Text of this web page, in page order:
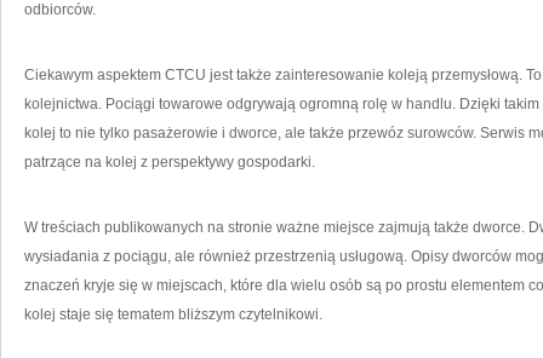
odbiorców.
Ciekawym aspektem CTCU jest także zainteresowanie koleją przemysłową.
kolejnictwa. Pociągi towarowe odgrywają ogromną rolę w handlu. Dzięki
kolej to nie tylko pasażerowie i dworce, ale także przewóz surowców. Serwis
patrzące na kolej z perspektywy gospodarki.
W treściach publikowanych na stronie ważne miejsce zajmują także dworce.
wysiadania z pociągu, ale również przestrzenią usługową. Opisy dworców
znaczeń kryje się w miejscach, które dla wielu osób są po prostu elementem
kolej staje się tematem bliższym czytelnikowi.